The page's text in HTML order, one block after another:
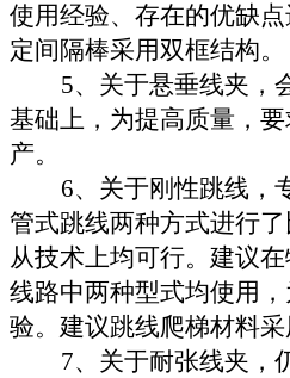
使用经验、存在的优缺
定间隔棒采用双框结构。
5、关于悬垂线夹，
基础上，为提高质量，
产。
6、关于刚性跳线，
管式跳线两种方式进行
从技术上均可行。建议
线路中两种型式均使用
验。建议跳线爬梯材料采
7、关于耐张线夹，